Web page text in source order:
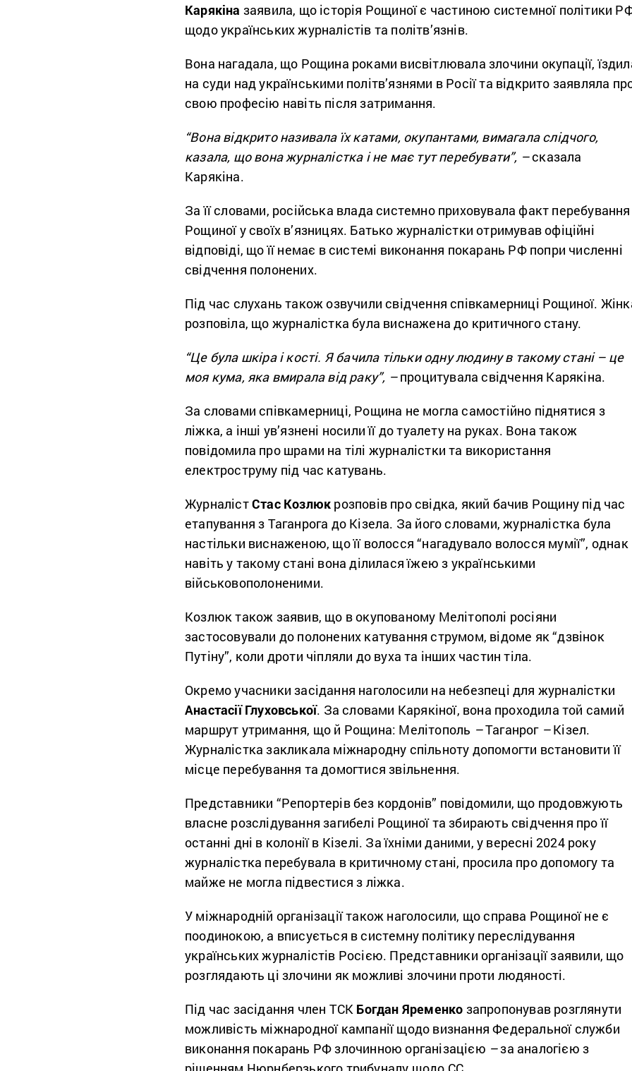
Карякіна заявила, що історія Рощиної є частиною системної політики
щодо українських журналістів та політв’язнів.
Вона нагадала, що Рощина роками висвітлювала злочини окупації,
на суди над українськими політв’язнями в Росії та відкрито заявляла
свою професію навіть після затримання.
“Вона відкрито називала їх катами, окупантами, вимагала слідчого,
казала, що вона журналістка і не має тут перебувати”, –сказала
Карякіна.
За її словами, російська влада системно приховувала факт перебування
Рощиної у своїх в’язницях. Батько журналістки отримував офіційні
відповіді, що її немає в системі виконання покарань РФ попри численні
свідчення полонених.
Під час слухань також озвучили свідчення співкамерниці Рощиної.
розповіла, що журналістка була виснажена до критичного стану.
“Це була шкіра і кості. Я бачила тільки одну людину в такому стані – це
моя кума, яка вмирала від раку”, –процитувала свідчення Карякіна.
За словами співкамерниці, Рощина не могла самостійно піднятися з
ліжка, а інші ув’язнені носили її до туалету на руках. Вона також
повідомила про шрами на тілі журналістки та використання
електроструму під час катувань.
ЖурналістСтас Козлюк розповів про свідка, який бачив Рощину під час
етапування з Таганрога до Кізела. За його словами, журналістка була
настільки виснаженою, що її волосся “нагадувало волосся мумії”, однак
навіть у такому стані вона ділилася їжею з українськими
військовополоненими.
Козлюк також заявив, що в окупованому Мелітополі росіяни
застосовували до полонених катування струмом, відоме як “дзвінок
Путіну”, коли дроти чіпляли до вуха та інших частин тіла.
Окремо учасники засідання наголосили на небезпеці для журналістки
Анастасії Глуховської. За словами Карякіної, вона проходила той самий
маршрут утримання, що й Рощина: Мелітополь –Таганрог –Кізел.
Журналістка закликала міжнародну спільноту допомогти встановити її
місце перебування та домогтися звільнення.
Представники “Репортерів без кордонів” повідомили, що продовжують
власне розслідування загибелі Рощиної та збирають свідчення про її
останні дні в колонії в Кізелі. За їхніми даними, у вересні 2024 року
журналістка перебувала в критичному стані, просила про допомогу та
майже не могла підвестися з ліжка.
У міжнародній організації також наголосили, що справа Рощиної не є
поодинокою, а вписується в системну політику переслідування
українських журналістів Росією. Представники організації заявили, що
розглядають ці злочини як можливі злочини проти людяності.
Під час засідання член ТСК Богдан Яременко запропонував розглянути
можливість міжнародної кампанії щодо визнання Федеральної служби
виконання покарань РФ злочинною організацією –за аналогією з